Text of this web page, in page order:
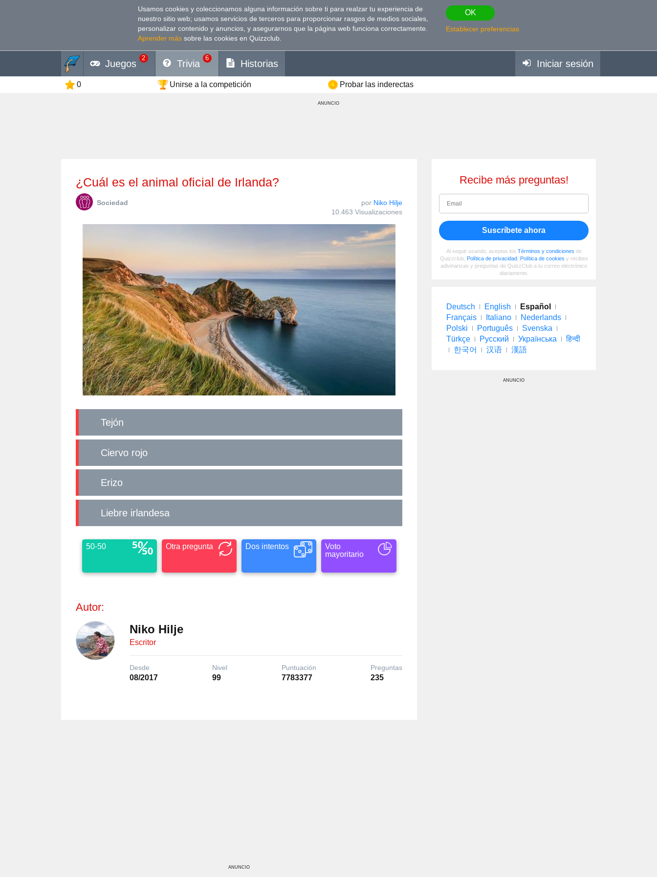
Usamos cookies y coleccionamos alguna información sobre ti para realzar tu experiencia de
nuestro sitio web; usamos servicios de terceros para proporcionar rasgos de medios sociales,
personalizar contenido y anuncios, y asegurarnos que la página web funciona correctamente.
Aprender más sobre las cookies en Quizzclub.
OK
Establecer preferencias
Juegos
2
Trivia
6
Historias Iniciar sesión
0 Unirse a la competición Probar las inderectas
ANUNCIO
¿Cuál es el animal oficial de Irlanda?
Sociedad por Niko Hilje
10.463 Visualizaciones
Tejón
Ciervo rojo
Erizo
Liebre irlandesa
50-50 Otra pregunta Dos intentos
Voto
mayoritario
Autor:
Niko Hilje
Escritor
Desde
08/2017
Nivel
99
Puntuación
7783377
Preguntas
235
ANUNCIO
Recibe más preguntas!
Suscríbete ahora
Al seguir usando, aceptas los Términos y condiciones de
Quizzclub, Política de privacidad, Política de cookies y recibes
adivinanzas y preguntas de QuizzClub a tu correo electrónico
diariamente.
Deutsch English
Español
Français
Italiano
Nederlands
Polski
Português
Svenska
Türkçe
Русский Українська
हिन्दी
한국어
汉语 漢語
ANUNCIO